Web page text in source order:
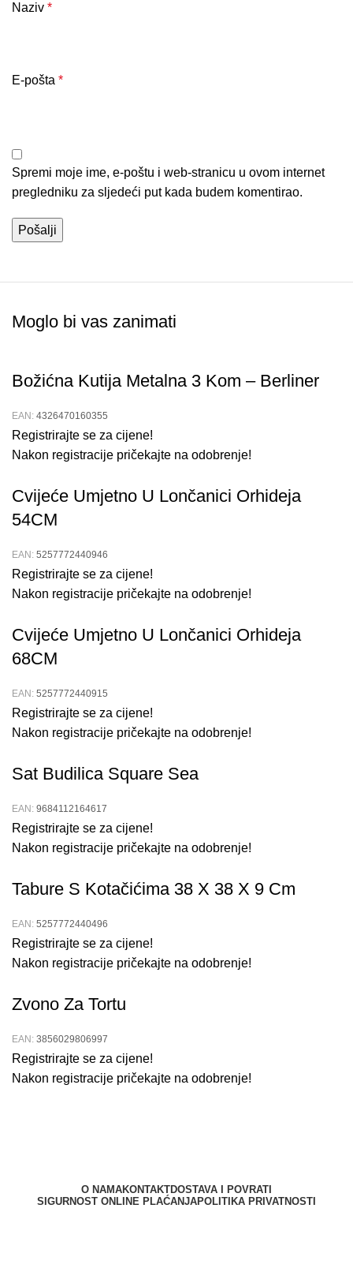
Naziv *
E-pošta *
Spremi moje ime, e-poštu i web-stranicu u ovom internet
pregledniku za sljedeći put kada budem komentirao.
Moglo bi vas zanimati
Božićna Kutija Metalna 3 Kom – Berliner
EAN: 4326470160355
Registrirajte se za cijene!
Nakon registracije pričekajte na odobrenje!
Cvijeće Umjetno U Lončanici Orhideja
54CM
EAN: 5257772440946
Registrirajte se za cijene!
Nakon registracije pričekajte na odobrenje!
Cvijeće Umjetno U Lončanici Orhideja
68CM
EAN: 5257772440915
Registrirajte se za cijene!
Nakon registracije pričekajte na odobrenje!
Sat Budilica Square Sea
EAN: 9684112164617
Registrirajte se za cijene!
Nakon registracije pričekajte na odobrenje!
Tabure S Kotačićima 38 X 38 X 9 Cm
EAN: 5257772440496
Registrirajte se za cijene!
Nakon registracije pričekajte na odobrenje!
Zvono Za Tortu
EAN: 3856029806997
Registrirajte se za cijene!
Nakon registracije pričekajte na odobrenje!
O NAMAKONTAKTDOSTAVA I POVRATI
SIGURNOST ONLINE PLAĆANJAPOLITIKA PRIVATNOSTI